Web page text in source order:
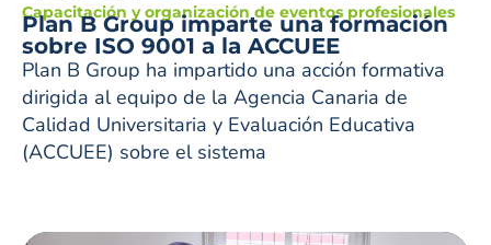
Capacitación y organización de eventos profesionales
Plan B Group imparte una formación
sobre ISO 9001 a la ACCUEE
Plan B Group ha impartido una acción formativa
dirigida al equipo de la Agencia Canaria de
Calidad Universitaria y Evaluación Educativa
(ACCUEE) sobre el sistema